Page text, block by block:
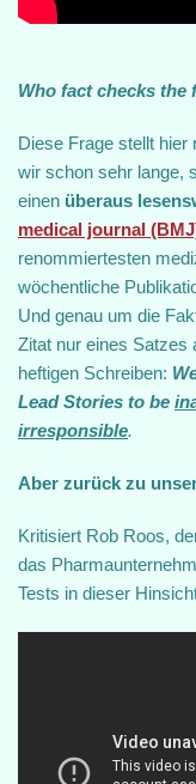
Who fact checks the
Diese Frage stellt hier
wir schon sehr lange,
einen überaus
medical journal
renommiertesten
wöchentliche
Und genau um die
Zitat nur eines Satzes
heftigen Schreiben:
Lead Stories to be
irresponsible.
Aber zurück zu
Kritisiert Rob Roos,
das
Tests in dieser